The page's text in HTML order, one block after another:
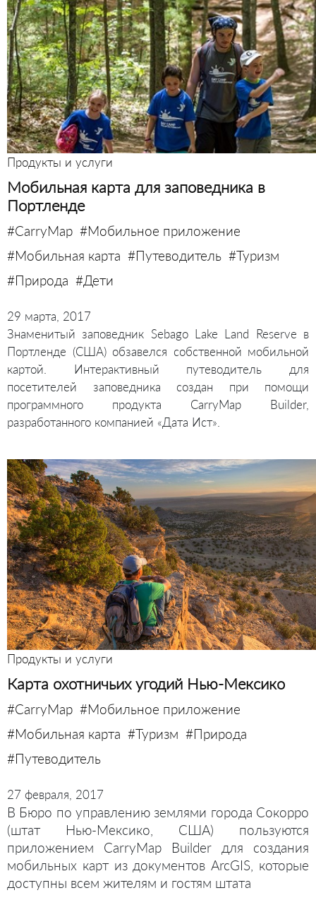
Продукты и услуги
Мобильная карта для заповедника в
Портленде
#CarryMap #Мобильное приложение
#Мобильная карта #Путеводитель #Туризм
#Природа #Дети
29 марта, 2017
Знаменитый заповедник Sebago Lake Land Reserve в
Портленде (США) обзавелся собственной мобильной
картой. Интерактивный путеводитель для
посетителей заповедника создан при помощи
программного продукта CarryMap Builder,
разработанного компанией «Дата Ист».
Продукты и услуги
Карта охотничьих угодий Нью-Мексико
#CarryMap #Мобильное приложение
#Мобильная карта #Туризм #Природа
#Путеводитель
27 февраля, 2017
В Бюро по управлению землями города Сокорро
(штат Нью-Мексико, США) пользуются
приложением CarryMap Builder для создания
мобильных карт из документов ArcGIS, которые
доступны всем жителям и гостям штата